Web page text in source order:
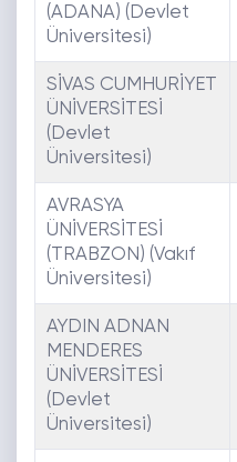
(ADANA) (Devlet
Üniversitesi)
SİVAS CUMHURİYET
ÜNİVERSİTESİ
(Devlet
Üniversitesi)
AVRASYA
ÜNİVERSİTESİ
(TRABZON) (Vakıf
Üniversitesi)
AYDIN ADNAN
MENDERES
ÜNİVERSİTESİ
(Devlet
Üniversitesi)